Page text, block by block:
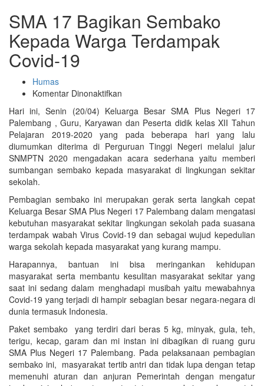
SMA 17 Bagikan Sembako
Kepada Warga Terdampak
Covid-19
Humas
Komentar Dinonaktifkan
17
Bagikan
Sembako
Kepada
Warga
Terdampak
19
Hari ini, Senin (20/04) Keluarga Besar SMA Plus Negeri 17
Palembang , Guru, Karyawan dan Peserta didik kelas XII Tahun
Pelajaran 2019-2020 yang pada beberapa hari yang lalu
diumumkan diterima di Perguruan Tinggi Negeri melalui jalur
SNMPTN 2020 mengadakan acara sederhana yaitu memberi
sumbangan sembako kepada masyarakat di lingkungan sekitar
sekolah.
Pembagian sembako ini merupakan gerak serta langkah cepat
Keluarga Besar SMA Plus Negeri 17 Palembang dalam mengatasi
kebutuhan masyarakat sekitar lingkungan sekolah pada suasana
terdampak wabah Virus Covid-19 dan sebagai wujud kepedulian
warga sekolah kepada masyarakat yang kurang mampu.
Harapannya, bantuan ini bisa meringankan kehidupan
masyarakat serta membantu kesulitan masyarakat sekitar yang
saat ini sedang dalam menghadapi musibah yaitu mewabahnya
Covid-19 yang terjadi di hampir sebagian besar negara-negara di
dunia termasuk Indonesia.
Paket sembako yang terdiri dari beras 5 kg, minyak, gula, teh,
terigu, kecap, garam dan mi instan ini dibagikan di ruang guru
SMA Plus Negeri 17 Palembang. Pada pelaksanaan pembagian
sembako ini, masyarakat tertib antri dan tidak lupa dengan tetap
memenuhi aturan dan anjuran Pemerintah dengan mengatur